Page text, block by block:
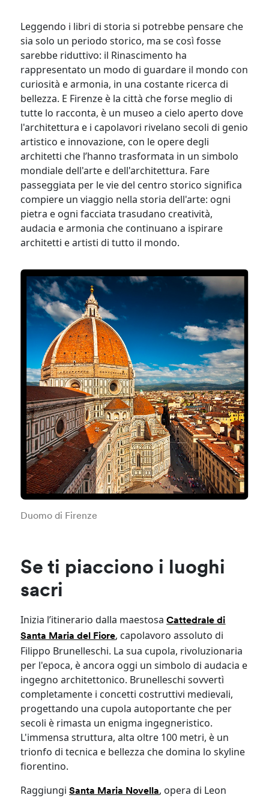
Leggendo i libri di storia si potrebbe pensare che
sia solo un periodo storico, ma se così fosse
sarebbe riduttivo: il Rinascimento ha
rappresentato un modo di guardare il mondo con
curiosità e armonia, in una costante ricerca di
bellezza. E Firenze è la città che forse meglio di
tutte lo racconta, è un museo a cielo aperto dove
l'architettura e i capolavori rivelano secoli di genio
artistico e innovazione, con le opere degli
architetti che l’hanno trasformata in un simbolo
mondiale dell'arte e dell'architettura. Fare
passeggiata per le vie del centro storico significa
compiere un viaggio nella storia dell'arte: ogni
pietra e ogni facciata trasudano creatività,
audacia e armonia che continuano a ispirare
architetti e artisti di tutto il mondo.
Duomo di Firenze
Se ti piacciono i luoghi
sacri
Inizia l’itinerario dalla maestosaCattedrale di
Santa Maria del Fiore, capolavoro assoluto di
Filippo Brunelleschi. La sua cupola, rivoluzionaria
per l'epoca, è ancora oggi un simbolo di audacia e
ingegno architettonico. Brunelleschi sovvertì
completamente i concetti costruttivi medievali,
progettando una cupola autoportante che per
secoli è rimasta un enigma ingegneristico.
L'immensa struttura, alta oltre 100 metri, è un
trionfo di tecnica e bellezza che domina lo skyline
fiorentino.
RaggiungiSanta Maria Novella, opera di Leon